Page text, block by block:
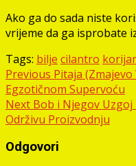
Ako ga do sada niste
vrijeme da ga isprobate
Tags: bilje cilantro
Post
navigation
Previous Pitaja
Egzotičnom Supervoću
Next Bob i Njegov
Održivu Proizvodnju
Odgovori